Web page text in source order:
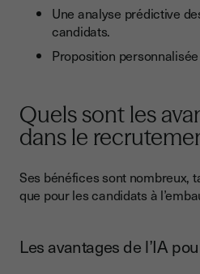
Une analyse prédictive
candidats.
Proposition
Quels sont les
dans le
Ses bénéfices sont nombreux,
que pour les candidats à
Les avantages de l’IA